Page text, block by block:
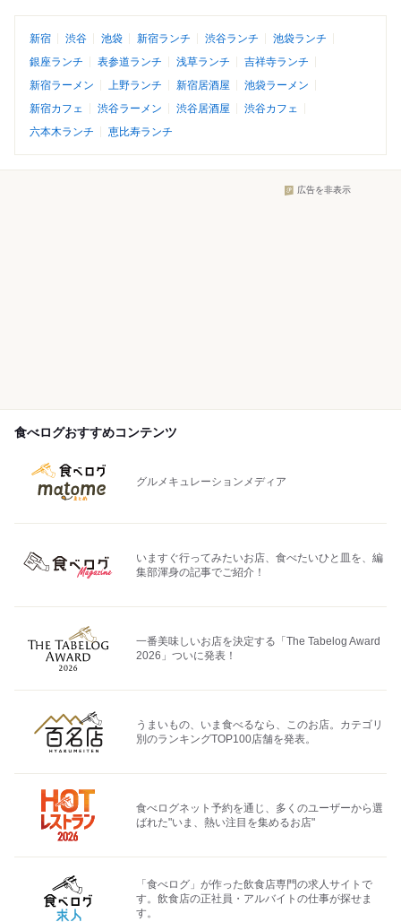
新宿 渋谷 池袋 新宿ランチ 渋谷ランチ
池袋ランチ
銀座ランチ
表参道ランチ 浅草ランチ
吉祥寺ランチ
新宿ラーメン
上野ランチ 新宿居酒屋
池袋ラーメン
新宿カフェ
渋谷ラーメン 渋谷居酒屋
渋谷カフェ
六本木ランチ
恵比寿ランチ
広告を非表示
食べログおすすめコンテンツ
グルメキュレーションメディア
いますぐ行ってみたいお店、食べたいひと皿を、編
集部渾身の記事でご紹介！
一番美味しいお店を決定する「The Tabelog Award
2026」ついに発表！
うまいもの、いま食べるなら、このお店。カテゴリ
別のランキングTOP100店舗を発表。
食べログネット予約を通じ、多くのユーザーから選
ばれた"いま、熱い注目を集めるお店"
「食べログ」が作った飲食店専門の求人サイトで
す。飲食店の正社員・アルバイトの仕事が探せま
す。